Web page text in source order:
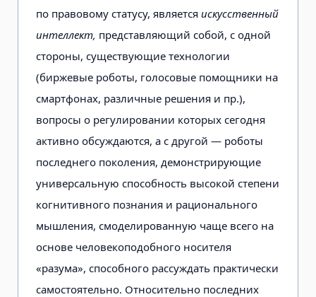
по правовому статусу, является искусственный
интеллект, представляющий собой, с одной
стороны, существующие технологии
(биржевые роботы, голосовые помощники на
смартфонах, различные решения и пр.),
вопросы о регулировании которых сегодня
активно обсуждаются, а с другой — роботы
последнего поколения, демонстрирующие
универсальную способность высокой степени
когнитивного познания и рационального
мышления, смоделированную чаще всего на
основе человекоподобного носителя
«разума», способного рассуждать практически
самостоятельно. Относительно последних